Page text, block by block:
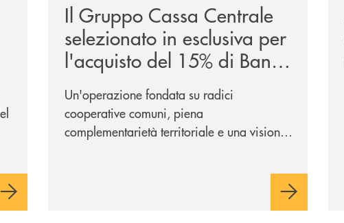
Il Gruppo Cassa Centrale
selezionato in esclusiva per
l'acquisto del 15% di Banca
Cambiano 1884
Un'operazione fondata su radici
cooperative comuni, piena
complementarietà territoriale e una visione